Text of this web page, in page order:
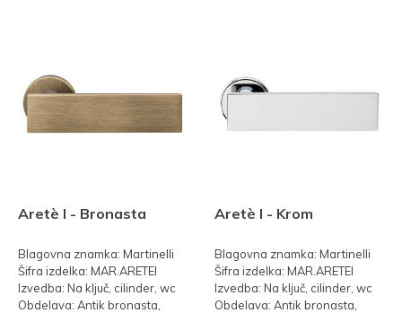
Aretè l - Bronasta
Blagovna znamka: Martinelli
Šifra izdelka: MAR.ARETEl
Izvedba: Na ključ, cilinder, wc
Obdelava: Antik bronasta,
Aretè l - Krom
Blagovna znamka: Martinelli
Šifra izdelka: MAR.ARETEl
Izvedba: Na ključ, cilinder, wc
Obdelava: Antik bronasta,